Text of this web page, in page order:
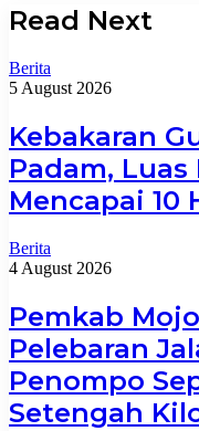
Read Next
Berita
5 August 2026
Kebakaran
Padam,
Mencapai 10
Berita
4 August 2026
Pemkab
Pelebaran
Penompo
Setengah